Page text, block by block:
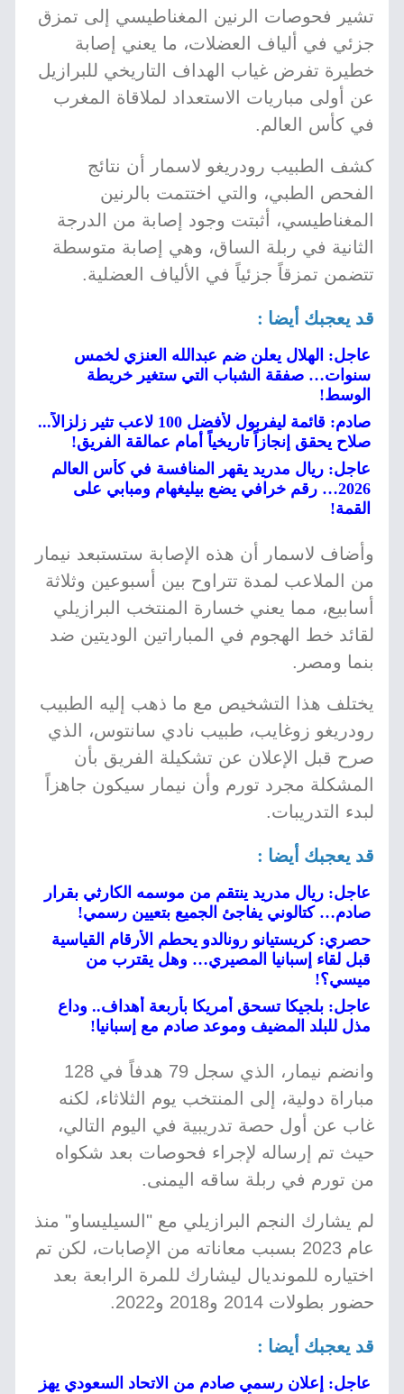
تشير فحوصات الرنين المغناطيسي إلى تمزق
جزئي في ألياف العضلات، ما يعني إصابة
خطيرة تفرض غياب الهداف التاريخي للبرازيل
عن أولى مباريات الاستعداد لملاقاة المغرب
في كأس العالم.
كشف الطبيب رودريغو لاسمار أن نتائج
الفحص الطبي، والتي اختتمت بالرنين
المغناطيسي، أثبتت وجود إصابة من الدرجة
الثانية في ربلة الساق، وهي إصابة متوسطة
تتضمن تمزقاً جزئياً في الألياف العضلية.
قد يعجبك أيضا :
عاجل: الهلال يعلن ضم عبدالله العنزي لخمس
سنوات… صفقة الشباب التي ستغير خريطة
الوسط!
صادم: قائمة ليفربول لأفضل 100 لاعب تثير زلزالاً...
صلاح يحقق إنجازاً تاريخياً أمام عمالقة الفريق!
عاجل: ريال مدريد يقهر المنافسة في كأس العالم
2026… رقم خرافي يضع بيليغهام ومبابي على
القمة!
وأضاف لاسمار أن هذه الإصابة ستستبعد نيمار
من الملاعب لمدة تتراوح بين أسبوعين وثلاثة
أسابيع، مما يعني خسارة المنتخب البرازيلي
لقائد خط الهجوم في المباراتين الوديتين ضد
بنما ومصر.
يختلف هذا التشخيص مع ما ذهب إليه الطبيب
رودريغو زوغايب، طبيب نادي سانتوس، الذي
صرح قبل الإعلان عن تشكيلة الفريق بأن
المشكلة مجرد تورم وأن نيمار سيكون جاهزاً
لبدء التدريبات.
قد يعجبك أيضا :
عاجل: ريال مدريد ينتقم من موسمه الكارثي بقرار
صادم… كتالوني يفاجئ الجميع بتعيين رسمي!
حصري: كريستيانو رونالدو يحطم الأرقام القياسية
قبل لقاء إسبانيا المصيري… وهل يقترب من
ميسي؟!
عاجل: بلجيكا تسحق أمريكا بأربعة أهداف.. وداع
مذل للبلد المضيف وموعد صادم مع إسبانيا!
وانضم نيمار، الذي سجل 79 هدفاً في 128
مباراة دولية، إلى المنتخب يوم الثلاثاء، لكنه
غاب عن أول حصة تدريبية في اليوم التالي،
حيث تم إرساله لإجراء فحوصات بعد شكواه
من تورم في ربلة ساقه اليمنى.
لم يشارك النجم البرازيلي مع "السيليساو" منذ
عام 2023 بسبب معاناته من الإصابات، لكن تم
اختياره للمونديال ليشارك للمرة الرابعة بعد
حضور بطولات 2014 و2018 و2022.
قد يعجبك أيضا :
عاجل: إعلان رسمي صادم من الاتحاد السعودي يهز